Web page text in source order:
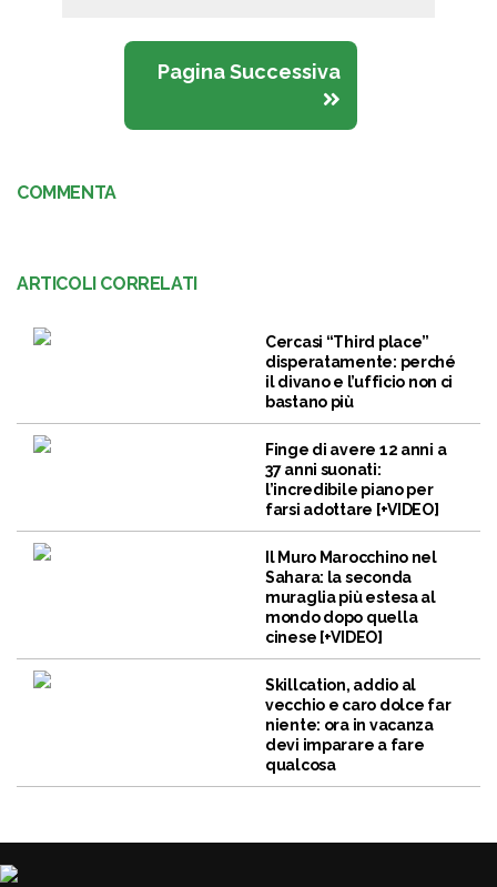
Pagina Successiva
COMMENTA
ARTICOLI CORRELATI
Cercasi “Third place”
disperatamente: perché
il divano e l’ufficio non ci
bastano più
Finge di avere 12 anni a
37 anni suonati:
l’incredibile piano per
farsi adottare [+VIDEO]
Il Muro Marocchino nel
Sahara: la seconda
muraglia più estesa al
mondo dopo quella
cinese [+VIDEO]
Skillcation, addio al
vecchio e caro dolce far
niente: ora in vacanza
devi imparare a fare
qualcosa